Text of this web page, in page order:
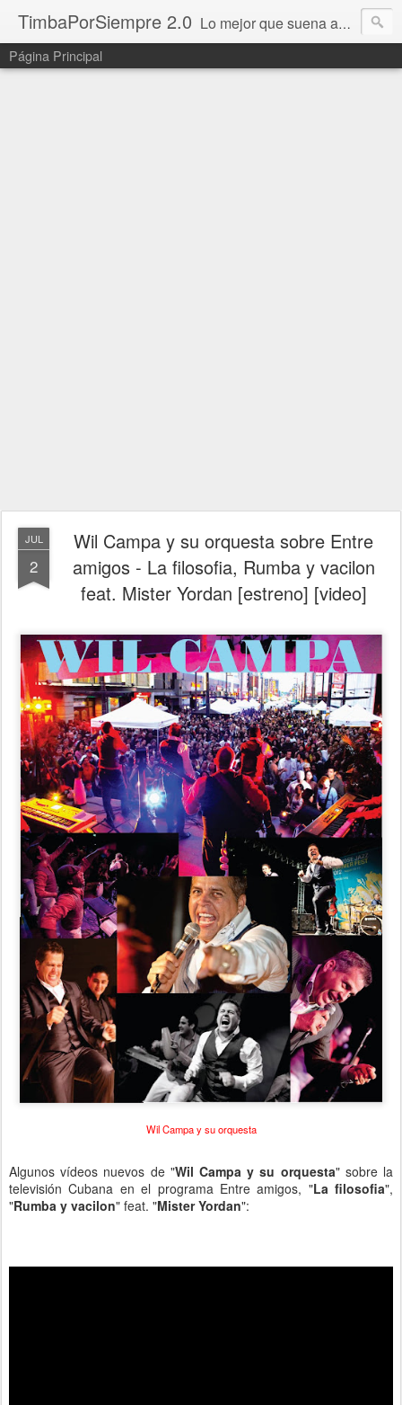
TimbaPorSiempre 2.0 Lo mejor que suena ahora!!!
Página Principal
JUL
2
Wil Campa y su orquesta sobre Entre
amigos - La filosofia, Rumba y vacilon
feat. Mister Yordan [estreno] [video]
Wil Campa y su orquesta
Algunos vídeos nuevos de "Wil Campa y su orquesta" sobre la
televisión Cubana en el programa Entre amigos, "La filosofia",
"Rumba y vacilon" feat. "Mister Yordan":